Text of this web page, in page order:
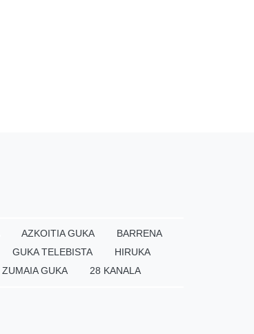
AZKOITIA GUKA
BARRENA
GUKA TELEBISTA
HIRUKA
ZUMAIA GUKA 28 KANALA